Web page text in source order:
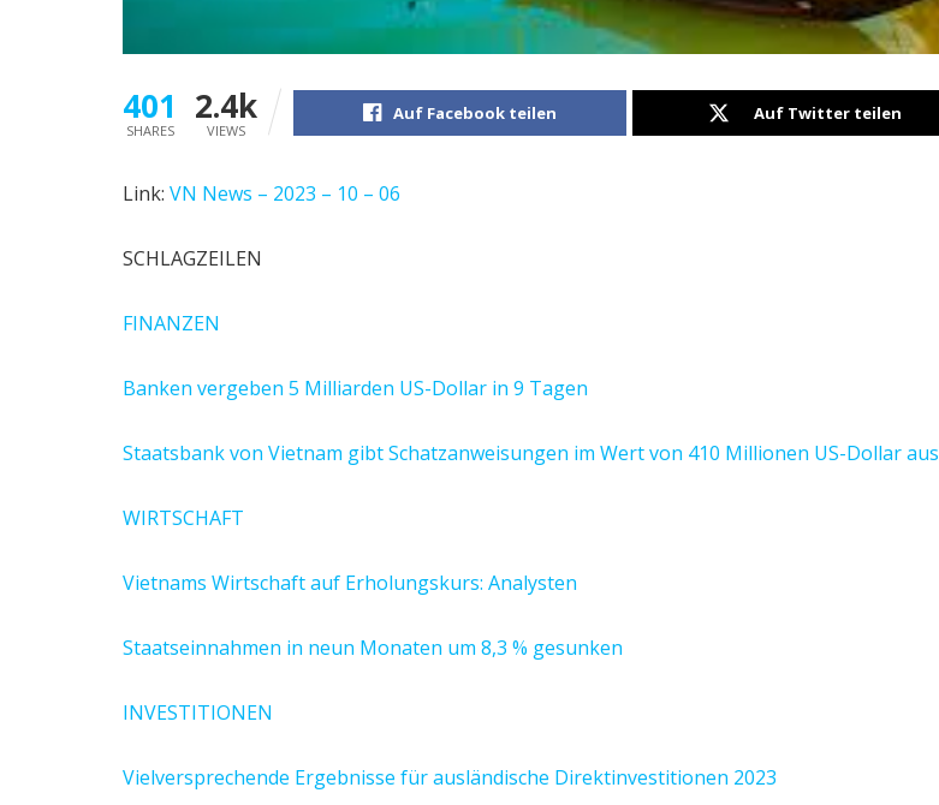
401
SHARES
2.4k
VIEWS
Auf Facebook teilen Auf Twitter teilen
Link: VN News – 2023 – 10 – 06
SCHLAGZEILEN
FINANZEN
Banken vergeben 5 Milliarden US-Dollar in 9 Tagen
Staatsbank von Vietnam gibt Schatzanweisungen im Wert von 410 Millionen US-Dollar aus
WIRTSCHAFT
Vietnams Wirtschaft auf Erholungskurs: Analysten
Staatseinnahmen in neun Monaten um 8,3 % gesunken
INVESTITIONEN
Vielversprechende Ergebnisse für ausländische Direktinvestitionen 2023